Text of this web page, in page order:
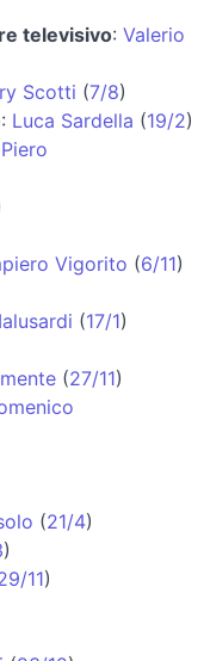
televisivo: Valerio
Scotti (7/8)
: Luca Sardella (19/2)
Piero
Vigorito (6/11)
(17/1)
(27/11)
(21/4)
)
11)